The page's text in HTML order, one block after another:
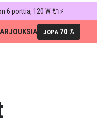
6 porttia, 120 W 🔌⚡
JOPA 70 %